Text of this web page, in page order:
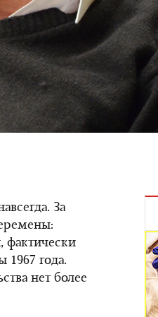
За
фактически
1967 года.
нет более